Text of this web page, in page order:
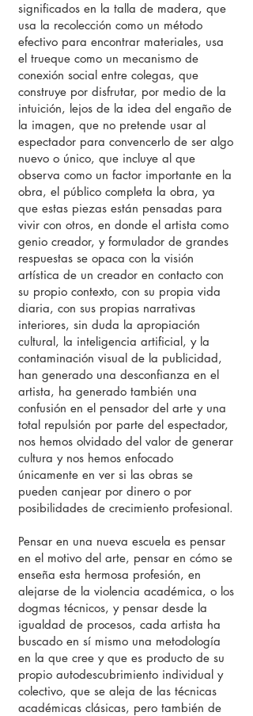
significados en la talla de madera, que
usa la recolección como un método
efectivo para encontrar materiales, usa
el trueque como un mecanismo de
conexión social entre colegas, que
construye por disfrutar, por medio de la
intuición, lejos de la idea del engaño de
la imagen, que no pretende usar al
espectador para convencerlo de ser algo
nuevo o único, que incluye al que
observa como un factor importante en la
obra, el público completa la obra, ya
que estas piezas están pensadas para
vivir con otros, en donde el artista como
genio creador, y formulador de grandes
respuestas se opaca con la visión
artística de un creador en contacto con
su propio contexto, con su propia vida
diaria, con sus propias narrativas
interiores, sin duda la apropiación
cultural, la inteligencia artificial, y la
contaminación visual de la publicidad,
han generado una desconfianza en el
artista, ha generado también una
confusión en el pensador del arte y una
total repulsión por parte del espectador,
nos hemos olvidado del valor de generar
cultura y nos hemos enfocado
únicamente en ver si las obras se
pueden canjear por dinero o por
posibilidades de crecimiento profesional.
Pensar en una nueva escuela es pensar
en el motivo del arte, pensar en cómo se
enseña esta hermosa profesión, en
alejarse de la violencia académica, o los
dogmas técnicos, y pensar desde la
igualdad de procesos, cada artista ha
buscado en sí mismo una metodología
en la que cree y que es producto de su
propio autodescubrimiento individual y
colectivo, que se aleja de las técnicas
académicas clásicas, pero también de